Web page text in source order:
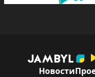
Новости